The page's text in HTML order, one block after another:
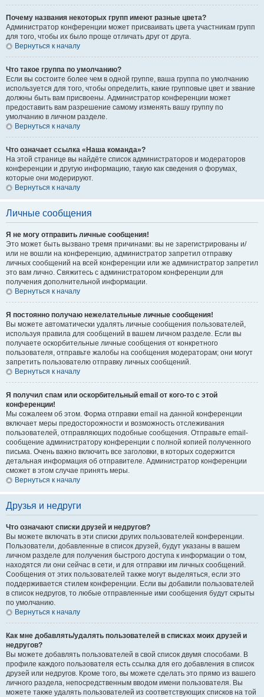
Почему названия некоторых групп имеют разные цвета?
Администратор конференции может присваивать цвета участникам групп
для того, чтобы их было проще отличать друг от друга.
Вернуться к началу
Что такое группа по умолчанию?
Если вы состоите более чем в одной группе, ваша группа по умолчанию
используется для того, чтобы определить, какие групповые цвет и звание
должны быть вам присвоены. Администратор конференции может
предоставить вам разрешение самому изменять вашу группу по
умолчанию в личном разделе.
Вернуться к началу
Что означает ссылка «Наша команда»?
На этой странице вы найдёте список администраторов и модераторов
конференции и другую информацию, такую как сведения о форумах,
которые они модерируют.
Вернуться к началу
Личные сообщения
Я не могу отправить личные сообщения!
Это может быть вызвано тремя причинами: вы не зарегистрированы и/
или не вошли на конференцию, администратор запретил отправку
личных сообщений на всей конференции или же администратор запретил
это вам лично. Свяжитесь с администратором конференции для
получения дополнительной информации.
Вернуться к началу
Я постоянно получаю нежелательные личные сообщения!
Вы можете автоматически удалять личные сообщения пользователей,
используя правила для сообщений в вашем личном разделе. Если вы
получаете оскорбительные личные сообщения от конкретного
пользователя, отправьте жалобы на сообщения модераторам; они могут
запретить пользователю отправку личных сообщений.
Вернуться к началу
Я получил спам или оскорбительный email от кого-то с этой
конференции!
Мы сожалеем об этом. Форма отправки email на данной конференции
включает меры предосторожности и возможность отслеживания
пользователей, отправляющих подобные сообщения. Отправьте email-
сообщение администратору конференции с полной копией полученного
письма. Очень важно включить все заголовки, в которых содержится
детальная информация об отправителе. Администратор конференции
сможет в этом случае принять меры.
Вернуться к началу
Друзья и недруги
Что означают списки друзей и недругов?
Вы можете включать в эти списки других пользователей конференции.
Пользователи, добавленные в список друзей, будут указаны в вашем
личном разделе для получения быстрого доступа к информации о том,
находятся ли они сейчас в сети, и для отправки им личных сообщений.
Сообщения от этих пользователей также могут выделяться, если это
поддерживается стилем конференции. Если вы добавили пользователей
в список недругов, то любые отправленные ими сообщения будут скрыты
по умолчанию.
Вернуться к началу
Как мне добавлять/удалять пользователей в списках моих друзей и
недругов?
Вы можете добавлять пользователей в свой список двумя способами. В
профиле каждого пользователя есть ссылка для его добавления в список
друзей или недругов. Кроме того, вы можете сделать это прямо из вашего
личного раздела, непосредственным вводом имени пользователя. Вы
можете также удалять пользователей из соответствующих списков на той